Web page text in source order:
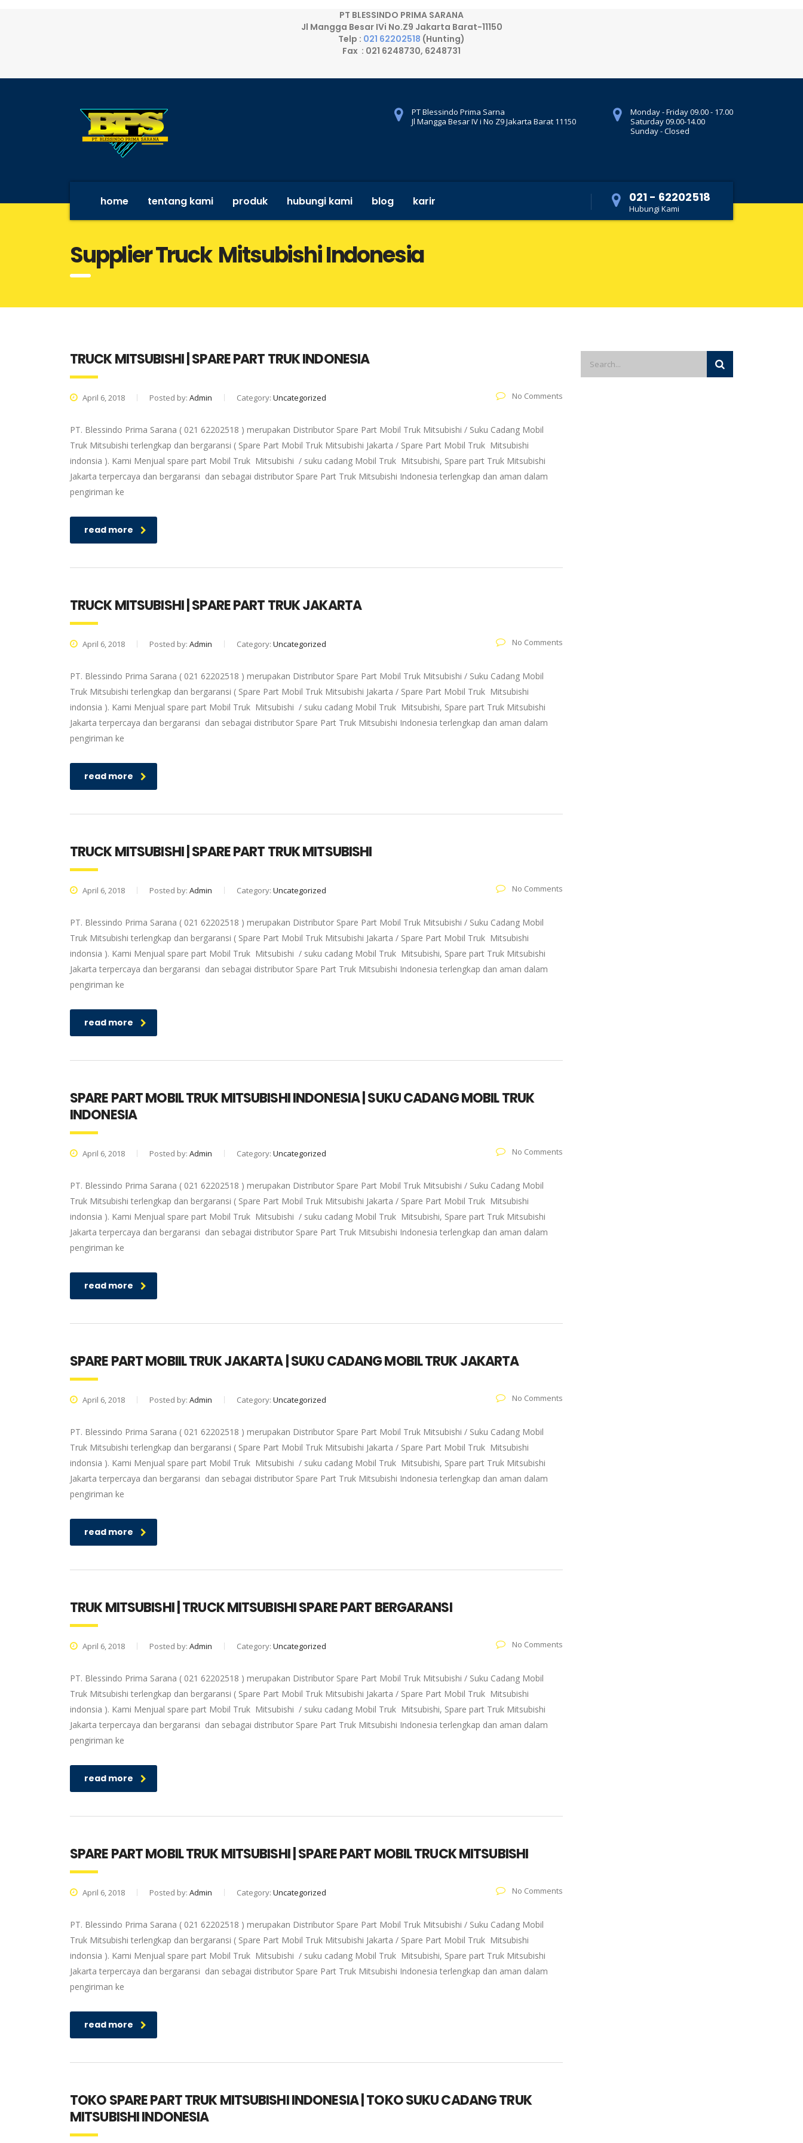
PT BLESSINDO PRIMA SARANA
Jl Mangga Besar IVi No.Z9 Jakarta Barat-11150
Telp : 021 62202518 (Hunting)
Fax : 021 6248730, 6248731
Monday - Friday 09.00 - 17.00
Saturday 09.00-14.00
Sunday - Closed
PT Blessindo Prima Sarna
Jl Mangga Besar IV i No Z9 Jakarta Barat 11150
home tentang kami produk hubungi kami blog karir 021 - 62202518
Hubungi Kami
Supplier Truck Mitsubishi Indonesia
TRUCK MITSUBISHI | SPARE PART TRUK INDONESIA
April 6, 2018 Posted by: Admin Category: Uncategorized No Comments
PT. Blessindo Prima Sarana ( 021 62202518 ) merupakan Distributor Spare Part Mobil Truk Mitsubishi / Suku Cadang Mobil
Truk Mitsubishi terlengkap dan bergaransi ( Spare Part Mobil Truk Mitsubishi Jakarta / Spare Part Mobil Truk Mitsubishi
indonsia ). Kami Menjual spare part Mobil Truk Mitsubishi / suku cadang Mobil Truk Mitsubishi, Spare part Truk Mitsubishi
Jakarta terpercaya dan bergaransi dan sebagai distributor Spare Part Truk Mitsubishi Indonesia terlengkap dan aman dalam
pengiriman ke
read more
TRUCK MITSUBISHI | SPARE PART TRUK JAKARTA
April 6, 2018 Posted by: Admin Category: Uncategorized No Comments
PT. Blessindo Prima Sarana ( 021 62202518 ) merupakan Distributor Spare Part Mobil Truk Mitsubishi / Suku Cadang Mobil
Truk Mitsubishi terlengkap dan bergaransi ( Spare Part Mobil Truk Mitsubishi Jakarta / Spare Part Mobil Truk Mitsubishi
indonsia ). Kami Menjual spare part Mobil Truk Mitsubishi / suku cadang Mobil Truk Mitsubishi, Spare part Truk Mitsubishi
Jakarta terpercaya dan bergaransi dan sebagai distributor Spare Part Truk Mitsubishi Indonesia terlengkap dan aman dalam
pengiriman ke
read more
TRUCK MITSUBISHI | SPARE PART TRUK MITSUBISHI
April 6, 2018 Posted by: Admin Category: Uncategorized No Comments
PT. Blessindo Prima Sarana ( 021 62202518 ) merupakan Distributor Spare Part Mobil Truk Mitsubishi / Suku Cadang Mobil
Truk Mitsubishi terlengkap dan bergaransi ( Spare Part Mobil Truk Mitsubishi Jakarta / Spare Part Mobil Truk Mitsubishi
indonsia ). Kami Menjual spare part Mobil Truk Mitsubishi / suku cadang Mobil Truk Mitsubishi, Spare part Truk Mitsubishi
Jakarta terpercaya dan bergaransi dan sebagai distributor Spare Part Truk Mitsubishi Indonesia terlengkap dan aman dalam
pengiriman ke
read more
SPARE PART MOBIL TRUK MITSUBISHI INDONESIA | SUKU CADANG MOBIL TRUK
INDONESIA
April 6, 2018 Posted by: Admin Category: Uncategorized No Comments
PT. Blessindo Prima Sarana ( 021 62202518 ) merupakan Distributor Spare Part Mobil Truk Mitsubishi / Suku Cadang Mobil
Truk Mitsubishi terlengkap dan bergaransi ( Spare Part Mobil Truk Mitsubishi Jakarta / Spare Part Mobil Truk Mitsubishi
indonsia ). Kami Menjual spare part Mobil Truk Mitsubishi / suku cadang Mobil Truk Mitsubishi, Spare part Truk Mitsubishi
Jakarta terpercaya dan bergaransi dan sebagai distributor Spare Part Truk Mitsubishi Indonesia terlengkap dan aman dalam
pengiriman ke
read more
SPARE PART MOBIIL TRUK JAKARTA | SUKU CADANG MOBIL TRUK JAKARTA
April 6, 2018 Posted by: Admin Category: Uncategorized No Comments
PT. Blessindo Prima Sarana ( 021 62202518 ) merupakan Distributor Spare Part Mobil Truk Mitsubishi / Suku Cadang Mobil
Truk Mitsubishi terlengkap dan bergaransi ( Spare Part Mobil Truk Mitsubishi Jakarta / Spare Part Mobil Truk Mitsubishi
indonsia ). Kami Menjual spare part Mobil Truk Mitsubishi / suku cadang Mobil Truk Mitsubishi, Spare part Truk Mitsubishi
Jakarta terpercaya dan bergaransi dan sebagai distributor Spare Part Truk Mitsubishi Indonesia terlengkap dan aman dalam
pengiriman ke
read more
TRUK MITSUBISHI | TRUCK MITSUBISHI SPARE PART BERGARANSI
April 6, 2018 Posted by: Admin Category: Uncategorized No Comments
PT. Blessindo Prima Sarana ( 021 62202518 ) merupakan Distributor Spare Part Mobil Truk Mitsubishi / Suku Cadang Mobil
Truk Mitsubishi terlengkap dan bergaransi ( Spare Part Mobil Truk Mitsubishi Jakarta / Spare Part Mobil Truk Mitsubishi
indonsia ). Kami Menjual spare part Mobil Truk Mitsubishi / suku cadang Mobil Truk Mitsubishi, Spare part Truk Mitsubishi
Jakarta terpercaya dan bergaransi dan sebagai distributor Spare Part Truk Mitsubishi Indonesia terlengkap dan aman dalam
pengiriman ke
read more
SPARE PART MOBIL TRUK MITSUBISHI | SPARE PART MOBIL TRUCK MITSUBISHI
April 6, 2018 Posted by: Admin Category: Uncategorized No Comments
PT. Blessindo Prima Sarana ( 021 62202518 ) merupakan Distributor Spare Part Mobil Truk Mitsubishi / Suku Cadang Mobil
Truk Mitsubishi terlengkap dan bergaransi ( Spare Part Mobil Truk Mitsubishi Jakarta / Spare Part Mobil Truk Mitsubishi
indonsia ). Kami Menjual spare part Mobil Truk Mitsubishi / suku cadang Mobil Truk Mitsubishi, Spare part Truk Mitsubishi
Jakarta terpercaya dan bergaransi dan sebagai distributor Spare Part Truk Mitsubishi Indonesia terlengkap dan aman dalam
pengiriman ke
read more
TOKO SPARE PART TRUK MITSUBISHI INDONESIA | TOKO SUKU CADANG TRUK
MITSUBISHI INDONESIA